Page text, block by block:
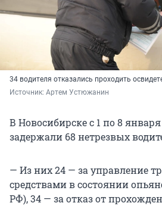
34 водителя отказались проходить
Источник: Артем Устюжанин
В Новосибирске с 1 по 8
задержали 68 нетрезвых
— Из них 24 — за управление
средствами в состоянии
РФ), 34 — за отказ от